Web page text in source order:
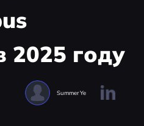
2025 году
Summer Ye